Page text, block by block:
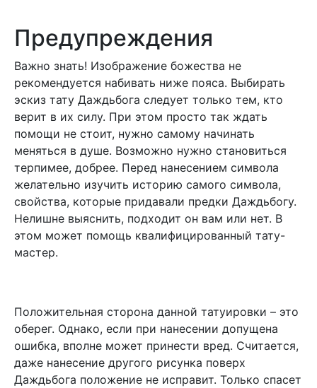
Предупреждения
Важно знать! Изображение божества не
рекомендуется набивать ниже пояса. Выбирать
эскиз тату Даждьбога следует только тем, кто
верит в их силу. При этом просто так ждать
помощи не стоит, нужно самому начинать
меняться в душе. Возможно нужно становиться
терпимее, добрее. Перед нанесением символа
желательно изучить историю самого символа,
свойства, которые придавали предки Даждьбогу.
Нелишне выяснить, подходит он вам или нет. В
этом может помощь квалифицированный тату-
мастер.
Положительная сторона данной татуировки – это
оберег. Однако, если при нанесении допущена
ошибка, вполне может принести вред. Считается,
даже нанесение другого рисунка поверх
Даждьбога положение не исправит. Только спасет